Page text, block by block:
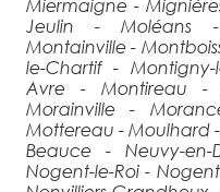
Miermaigne -
Jeulin - Moléans -
Montainville -
le-Chartif -
Avre - Montireau -
Morainville -
Mottereau - Moulhard
Beauce - Neuvy-en-
Nogent-le-Roi -